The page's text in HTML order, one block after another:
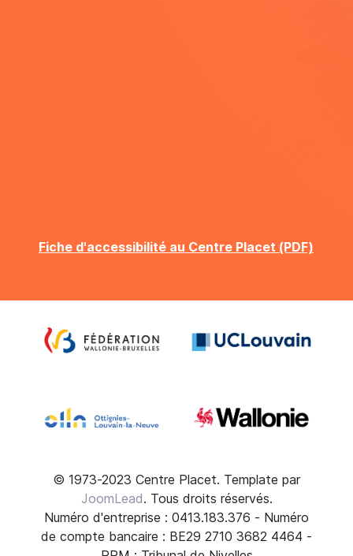
Fiche d'accessibilité au Centre Placet (PDF)
© 1973-2023 Centre Placet. Template par
JoomLead. Tous droits réservés.
Numéro d'entreprise : 0413.183.376 - Numéro
de compte bancaire : BE29 2710 3682 4464 -